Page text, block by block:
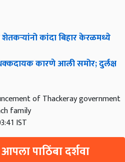
शेतकऱ्यांनो कांदा बिहार केरळमध्ये
कारणे आली समोर; दुर्लक्ष
of Thackeray government
family
IST
पाठिंबा दर्शवा